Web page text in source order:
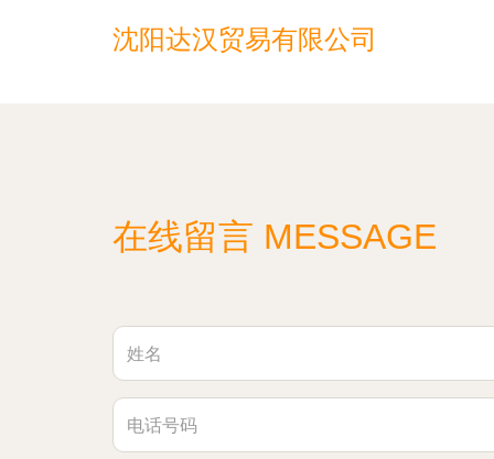
沈阳达汉贸易有限公司
在线留言 MESSAGE